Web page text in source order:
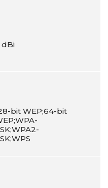
dBi
bit WEP;64-bit